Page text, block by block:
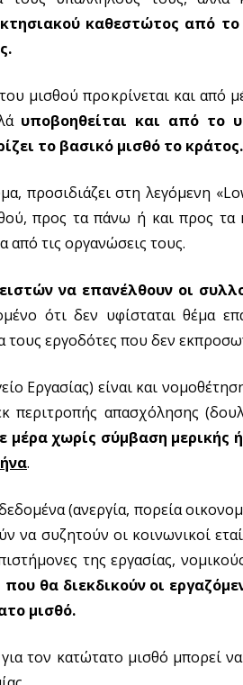
καθεστώτος από
μισθού προκρίνεται και από
υποβοηθείται και από το
το βασικό μισθό το κράτος.
προσιδιάζει στη λεγόμενη
προς τα πάνω ή και προς
από τις οργανώσεις τους.
να επανέλθουν οι
ότι δεν υφίσταται θέμα
εργοδότες που δεν
Εργασίας) είναι και
περιτροπής απασχόλησης
μέρα χωρίς σύμβαση μερικής
.
(ανεργία, πορεία
να συζητούν οι κοινωνικοί
της εργασίας,
θα διεκδικούν οι
μισθό.
τον κατώτατο μισθό μπορεί να